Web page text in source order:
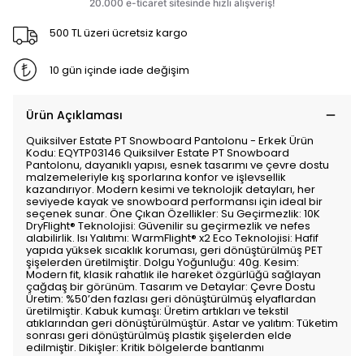
500 TL üzeri ücretsiz kargo
10 gün içinde iade değişim
Ürün Açıklaması
Quiksilver Estate PT Snowboard Pantolonu - Erkek Ürün
Kodu: EQYTP03146 Quiksilver Estate PT Snowboard
Pantolonu, dayanıklı yapısı, esnek tasarımı ve çevre dostu
malzemeleriyle kış sporlarına konfor ve işlevsellik
kazandırıyor. Modern kesimi ve teknolojik detayları, her
seviyede kayak ve snowboard performansı için ideal bir
seçenek sunar. Öne Çıkan Özellikler: Su Geçirmezlik: 10K
DryFlight® Teknolojisi: Güvenilir su geçirmezlik ve nefes
alabilirlik. Isı Yalıtımı: WarmFlight® x2 Eco Teknolojisi: Hafif
yapıda yüksek sıcaklık koruması, geri dönüştürülmüş PET
şişelerden üretilmiştir. Dolgu Yoğunluğu: 40g. Kesim:
Modern fit, klasik rahatlık ile hareket özgürlüğü sağlayan
çağdaş bir görünüm. Tasarım ve Detaylar: Çevre Dostu
Üretim: %50’den fazlası geri dönüştürülmüş elyaflardan
üretilmiştir. Kabuk kumaşı: Üretim artıkları ve tekstil
atıklarından geri dönüştürülmüştür. Astar ve yalıtım: Tüketim
sonrası geri dönüştürülmüş plastik şişelerden elde
edilmiştir. Dikişler: Kritik bölgelerde bantlanmı